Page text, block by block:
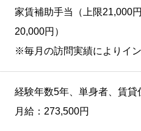
家賃補助手当（上限21,000
20,000円）
※毎月の訪問実績によりイ
経験年数5年、単身者、賃
月給：273,500円